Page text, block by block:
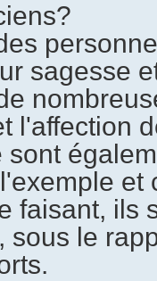
sagesse
l'affection
sont
et
faisant, ils
sous le